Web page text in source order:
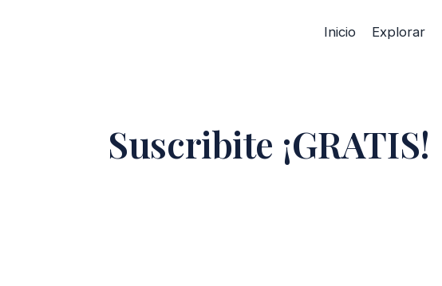
Inicio Explorar
Suscribite ¡GRATIS!